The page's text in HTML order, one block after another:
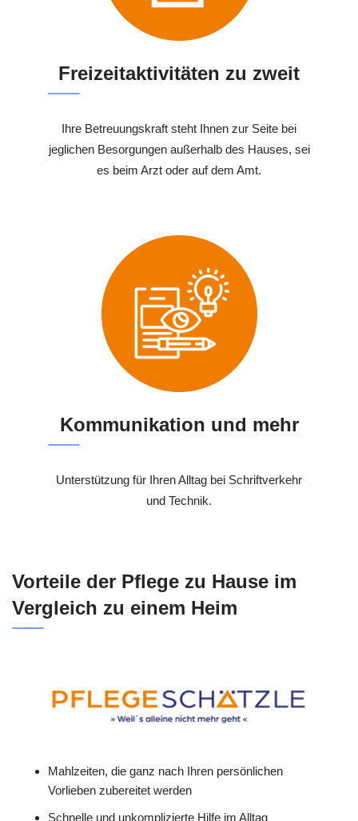
Freizeitaktivitäten zu zweit
Ihre Betreuungskraft steht Ihnen zur Seite bei
jeglichen Besorgungen außerhalb des Hauses, sei
es beim Arzt oder auf dem Amt.
Kommunikation und mehr
Unterstützung für Ihren Alltag bei Schriftverkehr
und Technik.
Vorteile der Pflege zu Hause im
Vergleich zu einem Heim
Mahlzeiten, die ganz nach Ihren persönlichen
Vorlieben zubereitet werden
Schnelle und unkomplizierte Hilfe im Alltag